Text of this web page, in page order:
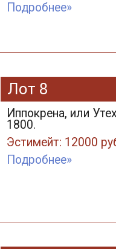
Подробнее»
Лот 8
Иппокрена, или
1800.
Эстимейт: 12000
Подробнее»